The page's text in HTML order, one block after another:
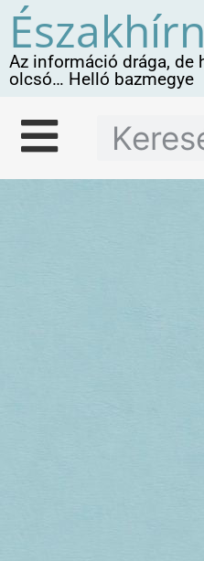
Az információ drága, de
olcsó… Helló bazmegye